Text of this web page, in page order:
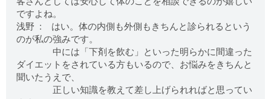
ですよね。
浅野 : はい。体の内側も外側もきちんと診られるという
のが私の強みです。
中には「下剤を飲む」といった明らかに間違った
ダイエットをされている方もいるので、お悩みをきちんと
聞いたうえで、
正しい知識を教えて差し上げられればと思ってい